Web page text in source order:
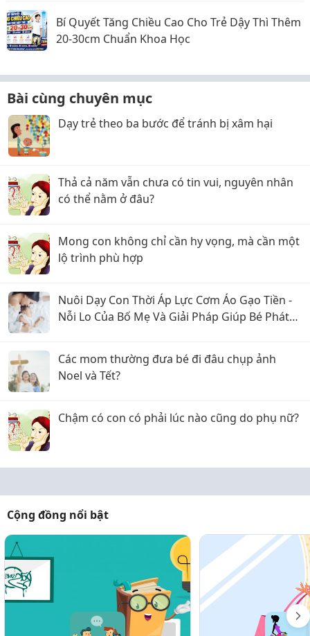
Bí Quyết Tăng Chiều Cao Cho Trẻ Dậy Thì Thêm
20-30cm Chuẩn Khoa Học
Bài cùng chuyên mục
Dạy trẻ theo ba bước để tránh bị xâm hại
Thả cả năm vẫn chưa có tin vui, nguyên nhân
có thể nằm ở đâu?
Mong con không chỉ cần hy vọng, mà cần một
lộ trình phù hợp
Nuôi Dạy Con Thời Áp Lực Cơm Áo Gạo Tiền -
Nỗi Lo Của Bố Mẹ Và Giải Pháp Giúp Bé Phát
Các mom thường đưa bé đi đâu chụp ảnh
Noel và Tết?
Chậm có con có phải lúc nào cũng do phụ nữ?
Cộng đồng nổi bật